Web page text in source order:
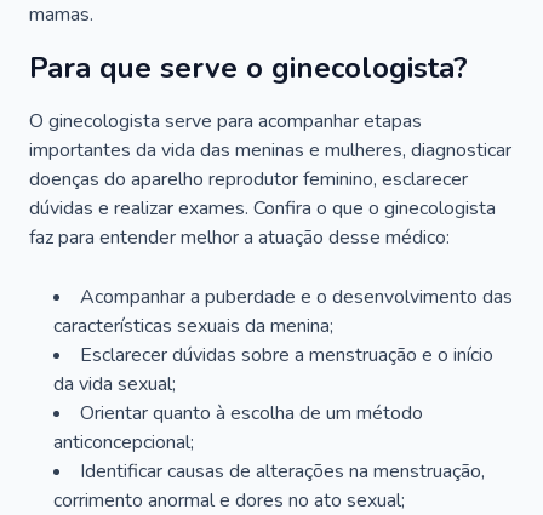
mamas.
Para que serve o ginecologista?
O ginecologista serve para acompanhar etapas
importantes da vida das meninas e mulheres, diagnosticar
doenças do aparelho reprodutor feminino, esclarecer
dúvidas e realizar exames. Confira o que o ginecologista
faz para entender melhor a atuação desse médico:
Acompanhar a puberdade e o desenvolvimento das
características sexuais da menina;
Esclarecer dúvidas sobre a menstruação e o início
da vida sexual;
Orientar quanto à escolha de um método
anticoncepcional;
Identificar causas de alterações na menstruação,
corrimento anormal e dores no ato sexual;